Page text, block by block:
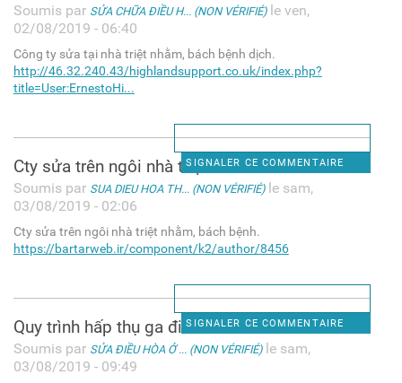
Soumis par SỬA CHỮA ĐIỀU H... (NON VÉRIFIÉ)le ven,
02/08/2019 - 06:40
Công ty sửa tại nhà triệt nhằm, bách bệnh dịch.
http://46.32.240.43/highlandsupport.co.uk/index.php?
title=User:ErnestoHi...
SIGNALER CE COMMENTAIRE
Cty sửa trên ngôi nhà triệt
Soumis par SUA DIEU HOA TH... (NON VÉRIFIÉ)le sam,
03/08/2019 - 02:06
Cty sửa trên ngôi nhà triệt nhằm, bách bệnh.
https://bartarweb.ir/component/k2/author/8456
SIGNALER CE COMMENTAIRE
Quy trình hấp thụ ga điều
Soumis par SỬA ĐIỀU HÒA Ở ... (NON VÉRIFIÉ)le sam,
03/08/2019 - 09:49